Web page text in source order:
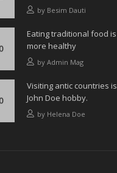
by Besim Dauti
Eating traditional food is
more healthy
by Admin Mag
Visiting antic countries is
John Doe hobby.
by Helena Doe